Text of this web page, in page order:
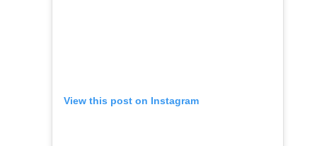
View this post on Instagram